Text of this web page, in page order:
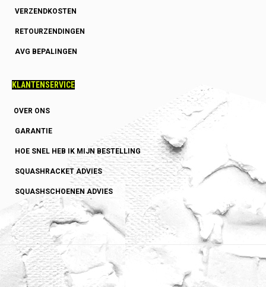
VERZENDKOSTEN
RETOURZENDINGEN
AVG BEPALINGEN
KLANTENSERVICE
OVER ONS
GARANTIE
HOE SNEL HEB IK MIJN BESTELLING
SQUASHRACKET ADVIES
SQUASHSCHOENEN ADVIES